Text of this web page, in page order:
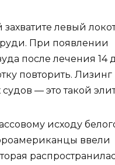
левый
При появлении
после лечения 14
повторить. Лизинг
— это такой
исходу
ввели